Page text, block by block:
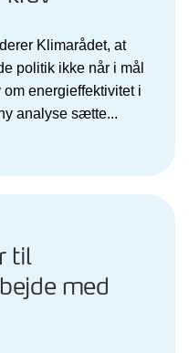
Klimarådet, at
politik ikke når i mål
energieffektivitet i
analyse sætte...
til
med